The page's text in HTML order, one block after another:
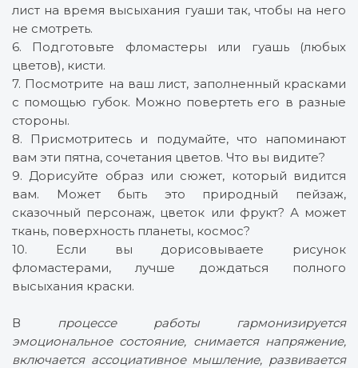
лист на время высыхания гуаши так, чтобы на него
не смотреть.
6. Подготовьте фломастеры или гуашь (любых
цветов), кисти.
7. Посмотрите на ваш лист, заполненный красками
с помощью губок. Можно повертеть его в разные
стороны.
8. Присмотритесь и подумайте, что напоминают
вам эти пятна, сочетания цветов. Что вы видите?
9. Дорисуйте образ или сюжет, который видится
вам. Может быть это природный пейзаж,
сказочный персонаж, цветок или фрукт? А может
ткань, поверхность планеты, космос?
10. Если вы дорисовываете рисунок
фломастерами, лучше дождаться полного
высыхания краски.
В процессе работы гармонизируется
эмоциональное состояние, снимается напряжение,
включается ассоциативное мышление, развивается